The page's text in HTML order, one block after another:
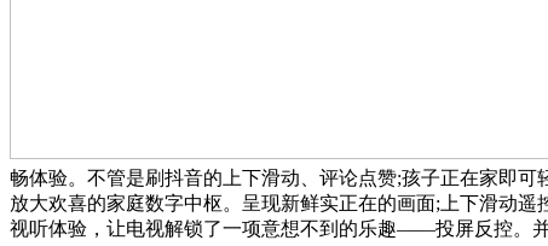
畅体验。不管是刷抖音的上下滑动、评论点赞;孩子正在家即
放大欢喜的家庭数字中枢。呈现新鲜实正在的画面;上下滑动
视听体验，让电视解锁了一项意想不到的乐趣——投屏反控。